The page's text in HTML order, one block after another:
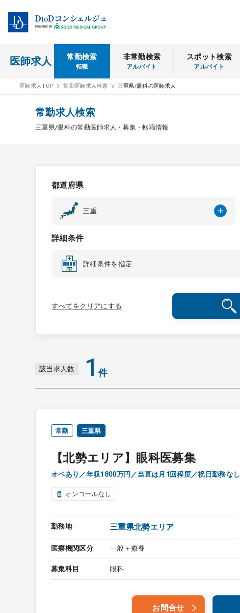
医師求人 常勤検索
転職
非常勤検索
アルバイト
スポット検索
アルバイト
医師求人TOP 常勤医師求人検索 三重県/眼科の医師求人
常勤求人検索
三重県/眼科の常勤医師求人・募集・転職情報
都道府県
三重
詳細条件
詳細条件を指定
すべてをクリアにする
該当求人数 1 件
常勤 三重県
【北勢エリア】眼科医募集
オペあり／年収1800万円／当直は月1回程度／祝日勤務なし
オンコールなし
勤務地 三重県北勢エリア
医療機関区分 一般＋療養
募集科目 眼科
お問合せ